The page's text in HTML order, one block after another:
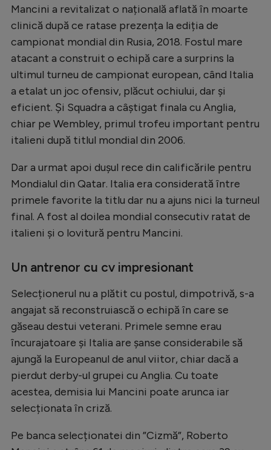
Formula 1
Gimnastică
Rugby
Ciclism
Alte sporturi
JO 2026
Intră în cont
Mancini a revitalizat o națională aflată în moarte
clinică după ce ratase prezența la ediția de
campionat mondial din Rusia, 2018. Fostul mare
atacant a construit o echipă care a surprins la
ultimul turneu de campionat european, când Italia
a etalat un joc ofensiv, plăcut ochiului, dar și
eficient. Și Squadra a câștigat finala cu Anglia,
chiar pe Wembley, primul trofeu important pentru
italieni după titlul mondial din 2006.
Dar a urmat apoi dușul rece din calificările pentru
Mondialul din Qatar. Italia era considerată între
primele favorite la titlu dar nu a ajuns nici la turneul
final. A fost al doilea mondial consecutiv ratat de
italieni și o lovitură pentru Mancini.
Un antrenor cu cv impresionant
Selecționerul nu a plătit cu postul, dimpotrivă, s-a
angajat să reconstruiască o echipă în care se
găseau destui veterani. Primele semne erau
încurajatoare și Italia are șanse considerabile să
ajungă la Europeanul de anul viitor, chiar dacă a
pierdut derby-ul grupei cu Anglia. Cu toate
acestea, demisia lui Mancini poate arunca iar
selecționata în criză.
Pe banca selecționatei din ”Cizmă”, Roberto